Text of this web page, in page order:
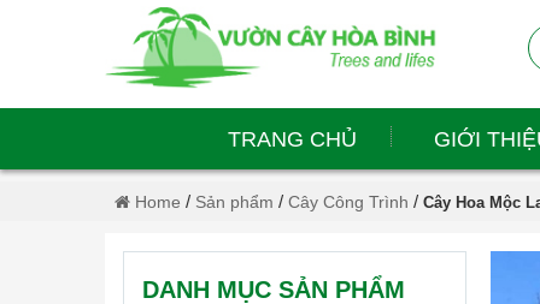
TRANG CHỦ GIỚI
Home / Sản phẩm / Cây Công Trình / Cây Hoa Mộc
DANH MỤC SẢN PHẨM